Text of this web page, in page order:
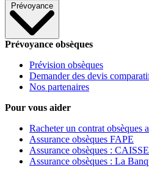
Prévoyance
Prévoyance obsèques
Prévision obsèques
Demander des devis
Nos partenaires
Pour vous aider
Racheter un contrat obsèques
Assurance obsèques FAPE
Assurance obsèques :
Assurance obsèques : La